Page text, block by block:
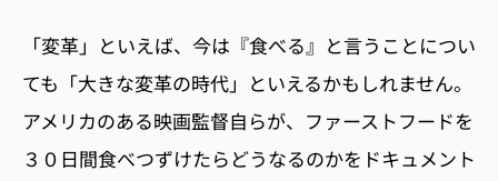
「変革」といえば、今は『食べる』と言うことについ
ても「大きな変革の時代」といえるかもしれません。
アメリカのある映画監督自らが、ファーストフードを
３０日間食べつずけたらどうなるのかをドキュメント